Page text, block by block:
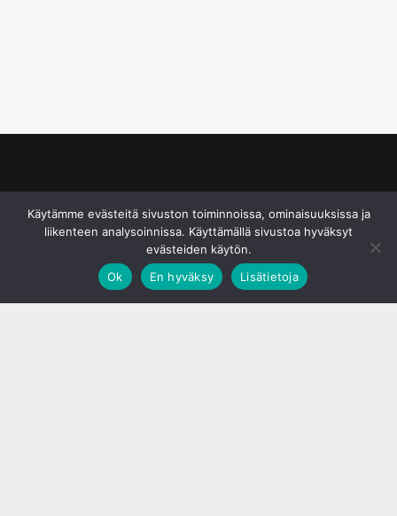
Käytämme evästeitä sivuston toiminnoissa, ominaisuuksissa ja
liikenteen analysoinnissa. Käyttämällä sivustoa hyväksyt
evästeiden käytön.
Ok
En hyväksy Lisätietoja